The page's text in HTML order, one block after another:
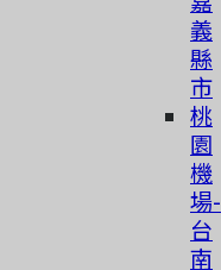
義
縣
市
桃
園
機
場-
台
南